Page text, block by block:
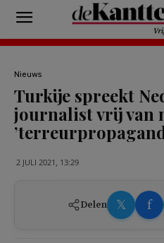
Nieuws
Turkije spreekt
journalist vrij van
2 JULI 2021, 13:29
Delen 𝕏 f